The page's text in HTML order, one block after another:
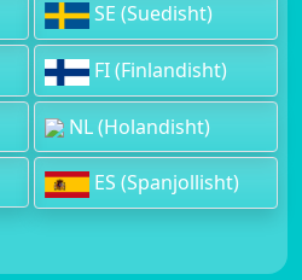
SE (Suedisht)
FI (Finlandisht)
NL (Holandisht)
ES (Spanjollisht)